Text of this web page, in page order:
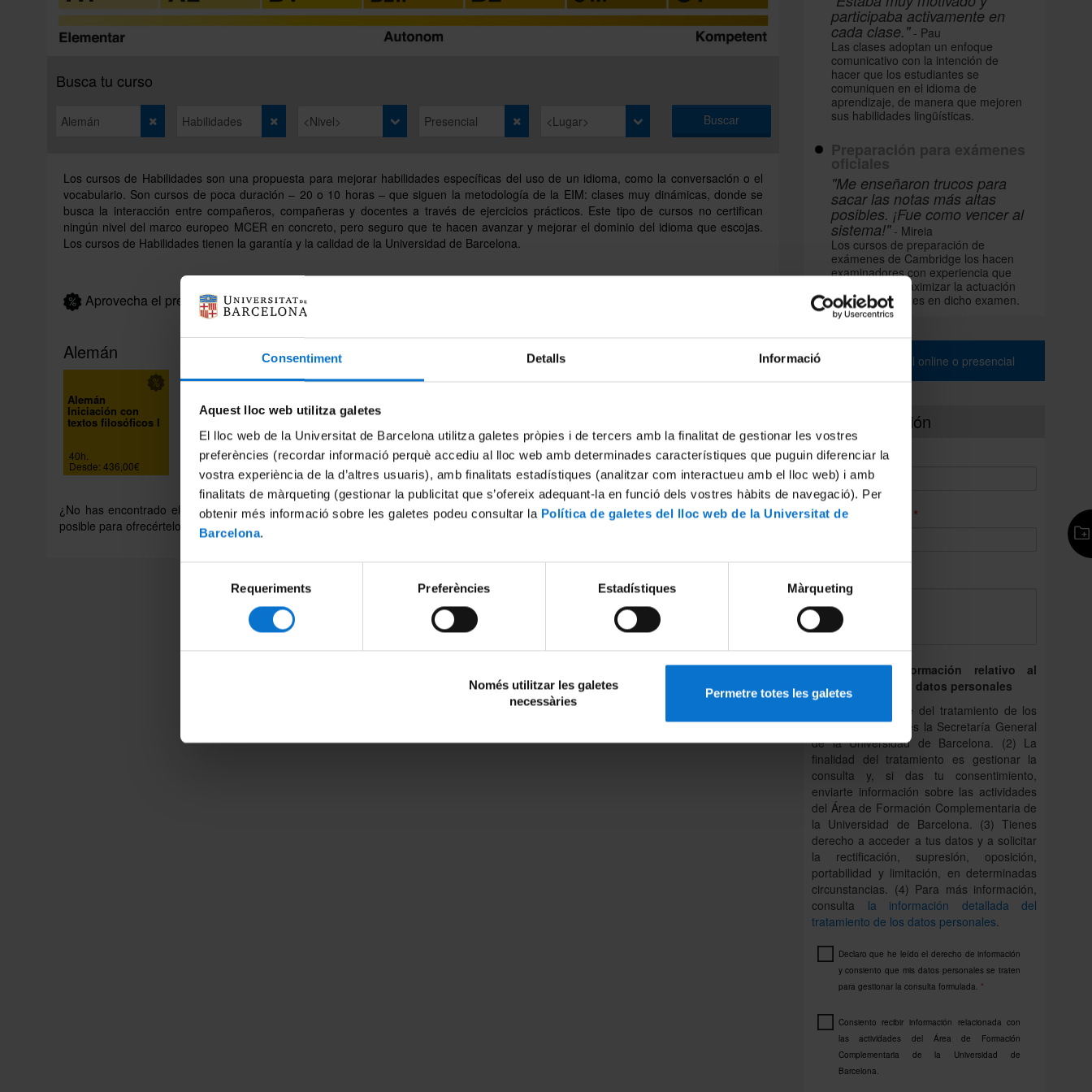
Consentiment Detalls Informació
Aquest lloc web utilitza galetes
El lloc web de la Universitat de Barcelona utilitza galetes pròpies i de tercers amb la finalitat de gestionar les vostres
preferències (recordar informació perquè accediu al lloc web amb determinades característiques que puguin diferenciar la
vostra experiència de la d’altres usuaris), amb finalitats estadístiques (analitzar com interactueu amb el lloc web) i amb
finalitats de màrqueting (gestionar la publicitat que s’ofereix adequant-la en funció dels vostres hàbits de navegació). Per
obtenir més informació sobre les galetes podeu consultar la Política de galetes del lloc web de la Universitat de
Barcelona.
consentiment
Requeriments Preferències Estadístiques Màrqueting
Només utilitzar les galetes
necessàries
Permetre totes les galetes
Busca tu curso
Buscar
Los cursos de Habilidades son una propuesta para mejorar habilidades específicas del uso de un idioma, como la conversación o el
vocabulario. Son cursos de poca duración – 20 o 10 horas – que siguen la metodología de la EIM: clases muy dinámicas, donde se
busca la interacción entre compañeros, compañeras y docentes a través de ejercicios prácticos. Este tipo de cursos no certifican
ningún nivel del marco europeo MCER en concreto, pero seguro que te hacen avanzar y mejorar el dominio del idioma que escojas.
Los cursos de Habilidades tienen la garantía y la calidad de la Universidad de Barcelona.
Aprovecha el precio con descuento de este curso.
Alemán
Alemán
Iniciación con
textos filosóficos I
40h.
Desde: 436,00€
¿No has encontrado el idioma y/o el tipo de curso que necesitas? Explícanoslo en el formularioMás informacióny haremos todo lo
posible para ofrecértelo.
participaba activamente en
cada clase."- Pau
Las clases adoptan un enfoque
comunicativo con la intención de
hacer que los estudiantes se
comuniquen en el idioma de
aprendizaje, de manera que mejoren
sus habilidades lingüísticas.
Preparación para exámenes
oficiales
"Me enseñaron trucos para
sacar las notas más altas
posibles. ¡Fue como vencer al
sistema!"- Mireia
Los cursos de preparación de
exámenes de Cambridge los hacen
examinadores con experiencia que
saben cómo maximizar la actuación
de los estudiantes en dicho examen.
Prueba de nivel online o presencial
Más información
Nombre:*
Correo electrónico: *
Derecho de información relativo al
tratamiento de los datos personales
(1) La responsable del tratamiento de los
datos personales es la Secretaría General
de la Universidad de Barcelona. (2) La
finalidad del tratamiento es gestionar la
consulta y, si das tu consentimiento,
enviarte información sobre las actividades
del Área de Formación Complementaria de
la Universidad de Barcelona. (3) Tienes
derecho a acceder a tus datos y a solicitar
la rectificación, supresión, oposición,
portabilidad y limitación, en determinadas
circunstancias. (4) Para más información,
consulta la información detallada del
tratamiento de los datos personales.
Declaro que he leído el derecho de información
y consiento que mis datos personales se traten
para gestionar la consulta formulada. *
Consiento recibir información relacionada con
las actividades del Área de Formación
Complementaria de la Universidad de
Barcelona.